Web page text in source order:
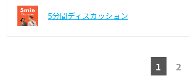
5分間ディスカッション
1 2